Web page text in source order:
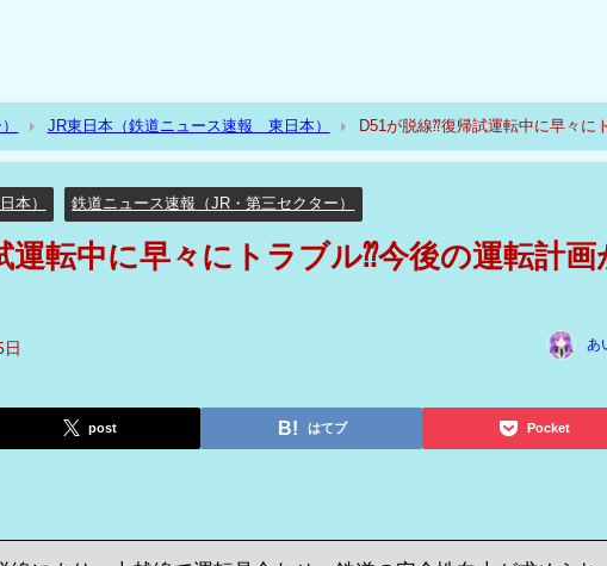
JR東日本（鉄道ニュース速報 東日本）
D51が脱線⁇復帰試運転中に早々に
本） 鉄道ニュース速報（JR・第三セクター）
運転中に早々にトラブル⁇今後の運転計画
あ
post はてブ Pocket